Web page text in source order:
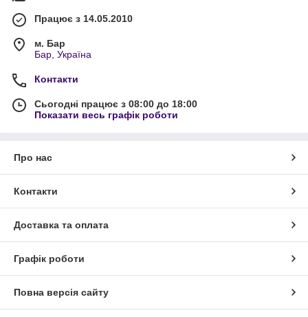
Працює з 14.05.2010
м. Бар
Бар, Україна
Контакти
Сьогодні працює з 08:00 до 18:00
Показати весь графік роботи
Про нас
Контакти
Доставка та оплата
Графік роботи
Повна версія сайту